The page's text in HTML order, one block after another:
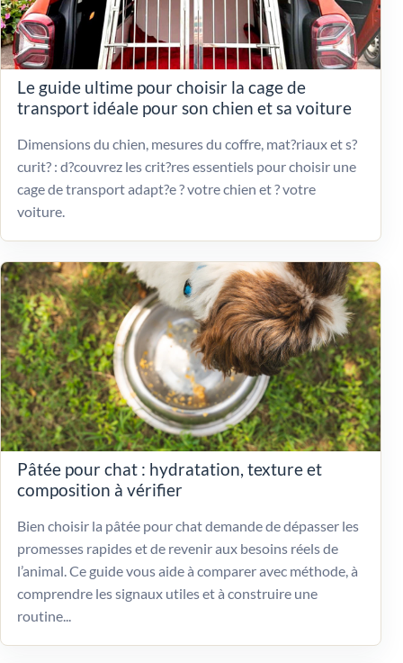
Le guide ultime pour choisir la cage de
transport idéale pour son chien et sa voiture
Dimensions du chien, mesures du coffre, mat?riaux et s?
curit? : d?couvrez les crit?res essentiels pour choisir une
cage de transport adapt?e ? votre chien et ? votre
voiture.
Pâtée pour chat : hydratation, texture et
composition à vérifier
Bien choisir la pâtée pour chat demande de dépasser les
promesses rapides et de revenir aux besoins réels de
l’animal. Ce guide vous aide à comparer avec méthode, à
comprendre les signaux utiles et à construire une
routine...